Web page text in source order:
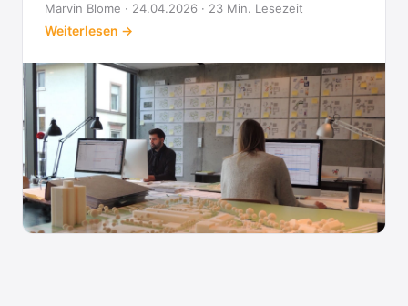
Architekten-FAQ.
Marvin Blome · 24.04.2026 · 23 Min. Lesezeit
Weiterlesen →